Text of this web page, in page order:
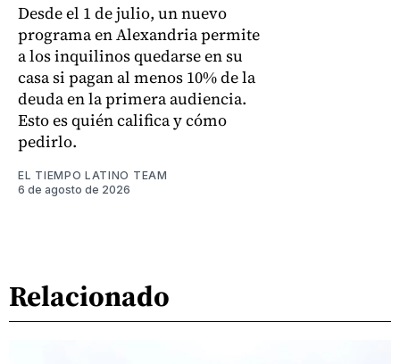
Desde el 1 de julio, un nuevo
programa en Alexandria permite
a los inquilinos quedarse en su
casa si pagan al menos 10% de la
deuda en la primera audiencia.
Esto es quién califica y cómo
pedirlo.
EL TIEMPO LATINO TEAM
6 de agosto de 2026
Relacionado